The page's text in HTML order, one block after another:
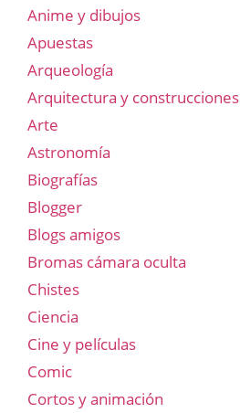
Anime y dibujos
Apuestas
Arqueología
Arquitectura y construcciones
Arte
Astronomía
Biografías
Blogger
Blogs amigos
Bromas cámara oculta
Chistes
Ciencia
Cine y películas
Comic
Cortos y animación